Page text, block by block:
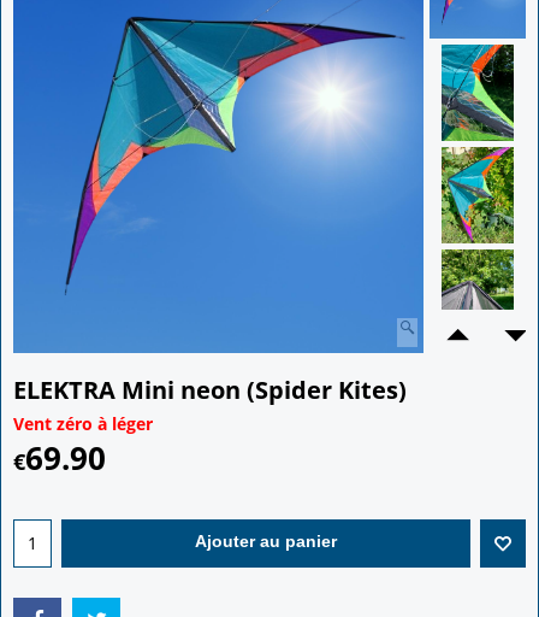
ELEKTRA Mini neon (Spider Kites)
Vent zéro à léger
€69.90
Ajouter au panier